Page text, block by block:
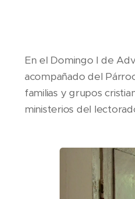
En el Domingo I de
acompañado del
familias y grupos
ministerios del